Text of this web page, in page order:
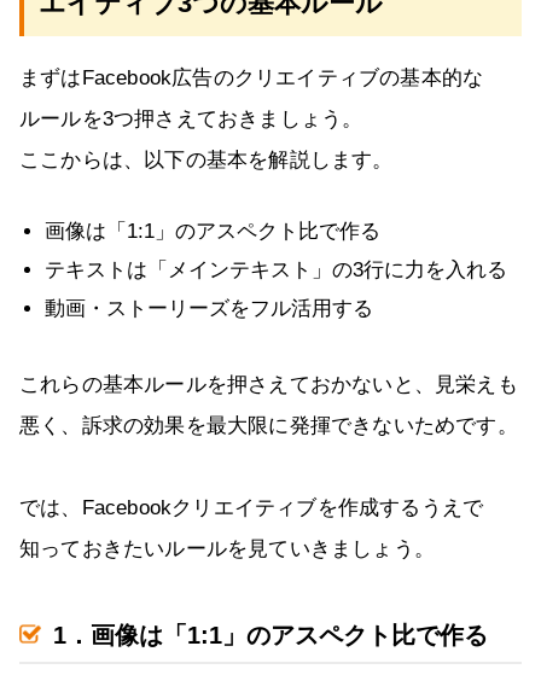
まずはFacebook広告のクリエイティブの基本的な
ルールを3つ押さえておきましょう。
ここからは、以下の基本を解説します。
画像は「1:1」のアスペクト比で作る
テキストは「メインテキスト」の3行に力を入れる
動画・ストーリーズをフル活用する
これらの基本ルールを押さえておかないと、見栄えも
悪く、訴求の効果を最大限に発揮できないためです。
では、Facebookクリエイティブを作成するうえで
知っておきたいルールを見ていきましょう。
1．画像は「1:1」のアスペクト比で作る